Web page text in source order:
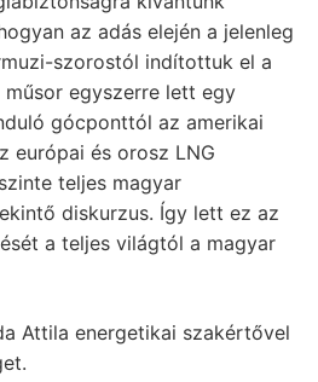
az adás elején a jelenleg
szorostól indítottuk el a
egyszerre lett egy
gócponttól az amerikai
európai és orosz LNG
teljes magyar
diskurzus. Így lett ez az
a teljes világtól a magyar
Attila energetikai szakértővel